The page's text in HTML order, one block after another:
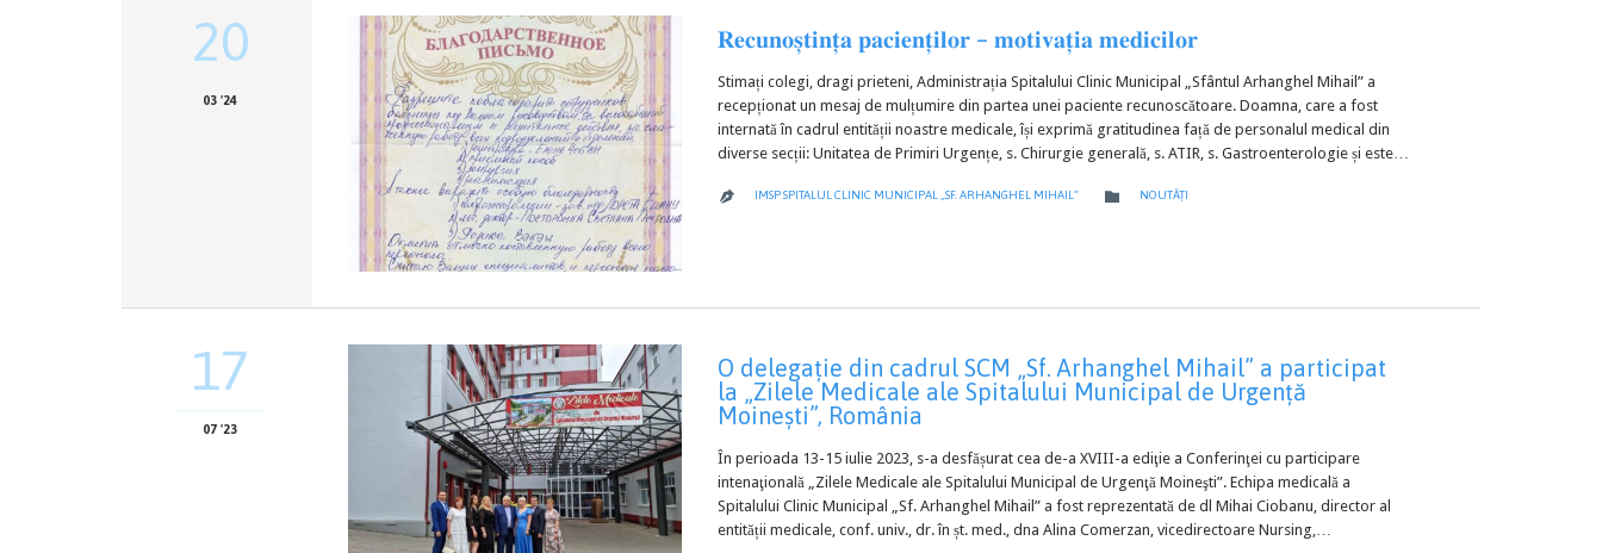
20
03 '24
𝐑𝐞𝐜𝐮𝐧𝐨𝐬̦𝐭𝐢𝐧𝐭̦𝐚 𝐩𝐚𝐜𝐢𝐞𝐧𝐭̦𝐢𝐥𝐨𝐫 – 𝐦𝐨𝐭𝐢𝐯𝐚𝐭̦𝐢𝐚 𝐦𝐞𝐝𝐢𝐜𝐢𝐥𝐨𝐫
Stimați colegi, dragi prieteni, Administrația Spitalului Clinic Municipal „Sfântul Arhanghel Mihail” a
recepționat un mesaj de mulțumire din partea unei paciente recunoscătoare. Doamna, care a fost
internată în cadrul entității noastre medicale, își exprimă gratitudinea față de personalul medical din
diverse secții: Unitatea de Primiri Urgențe, s. Chirurgie generală, s. ATIR, s. Gastroenterologie și este…
 IMSP SPITALUL CLINIC MUNICIPAL „SF. ARHANGHEL MIHAIL”  CATEGORY
NOUTĂȚI
17
07 '23
O delegație din cadrul SCM „Sf. Arhanghel Mihail” a participat
la „Zilele Medicale ale Spitalului Municipal de Urgență
Moinești”, România
În perioada 13-15 iulie 2023, s-a desfășurat cea de-a XVIII-a ediţie a Conferinţei cu participare
intenaţională „Zilele Medicale ale Spitalului Municipal de Urgenţă Moineşti”. Echipa medicală a
Spitalului Clinic Municipal „Sf. Arhanghel Mihail” a fost reprezentată de dl Mihai Ciobanu, director al
entității medicale, conf. univ., dr. în șt. med., dna Alina Comerzan, vicedirectoare Nursing,…